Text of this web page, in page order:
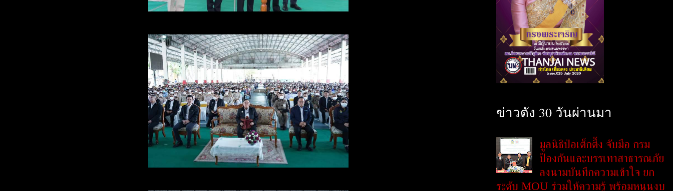
ข่าวดัง 30 วันผ่านมา
มูลนิธิป่อเต็กตึ๊ง จับมือ กรม
ป้องกันและบรรเทาสาธารณภัย
ลงนามบันทึกความเข้าใจ ยก
ระดับ MOU ร่วมให้ความรู้ พร้อมหนุนงบ